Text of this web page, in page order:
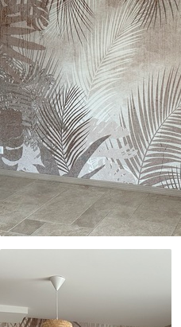
Materiales disponibles
Estándar
45.0027.00€/m²
Premium
56.6734.00€/m²
Vinilo Premium
Peel and Stick
81.65